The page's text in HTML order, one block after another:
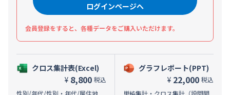
ログインページへ
会員登録をすると、各種データをご購入いただけます。
クロス集計表(Excel)
¥ 8,800 税込
性別/年代/性別・年代/居住地
グラフレポート(PPT)
¥ 22,000 税込
単純集計・クロス集計（設問間